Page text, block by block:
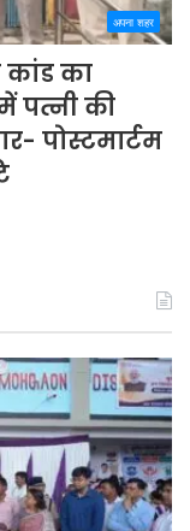
अपना शहर
कांड का
पत्नी की
पोस्टमार्टम